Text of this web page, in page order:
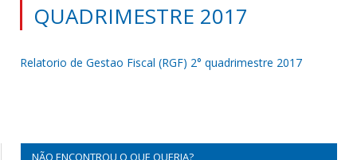
QUADRIMESTRE 2017
Relatorio de Gestao Fiscal (RGF) 2° quadrimestre 2017
NÃO ENCONTROU O QUE QUERIA?